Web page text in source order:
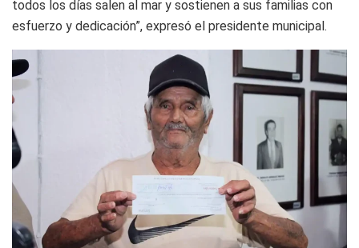
todos los días salen al mar y sostienen a sus familias con
esfuerzo y dedicación”, expresó el presidente municipal.